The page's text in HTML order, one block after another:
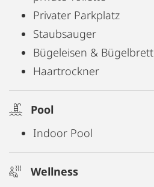
40 Minuten erreichbar.
Privater Parkplatz
Staubsauger
Bügeleisen & Bügelbrett
Haartrockner
Pool
Indoor Pool
Wellness